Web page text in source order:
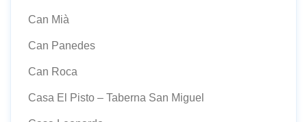
Can Mià
Can Panedes
Can Roca
Casa El Pisto – Taberna San Miguel